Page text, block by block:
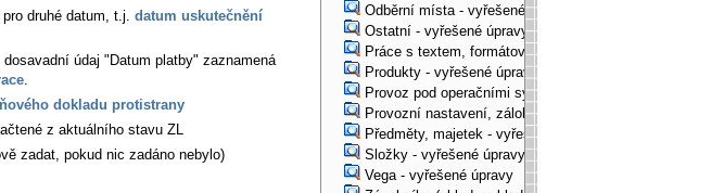
Odběrní místa - vyřešené úpravy
Ostatní - vyřešené úpravy
Práce s textem, formátování, ... - vyřešené úpravy
Produkty - vyřešené úpravy
Provoz pod operačními systémy, technologické věci -
Provozní nastavení, zálohování, instalace, ... -
Předměty, majetek - vyřešené úpravy
Složky - vyřešené úpravy
Vega - vyřešené úpravy
druhé datum, t.j. datum uskutečnění
údaj "Datum platby" zaznamená
.
dokladu protistrany
z aktuálního stavu ZL
zadat, pokud nic zadáno nebylo)